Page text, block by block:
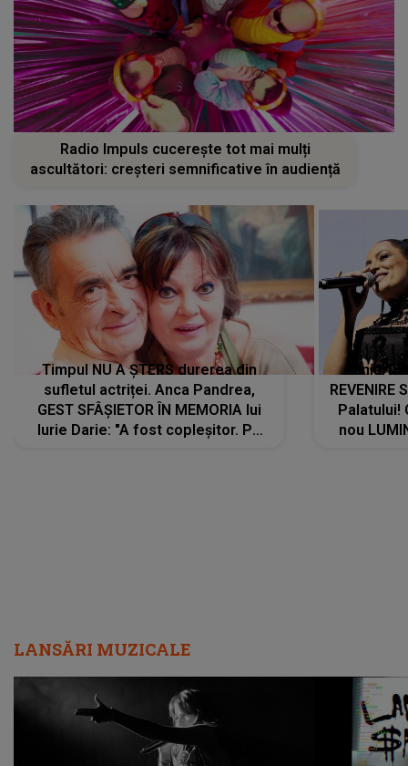
Radio Impuls cucerește tot mai mulți
ascultători: creșteri semnificative în audiență
Timpul NU A ȘTERS durerea din
sufletul actriței. Anca Pandrea,
GEST SFÂȘIETOR ÎN MEMORIA lui
Iurie Darie: "A fost copleșitor. Pe
Tania
REVENIRE
Palatului!
nou
LANSĂRI MUZICALE